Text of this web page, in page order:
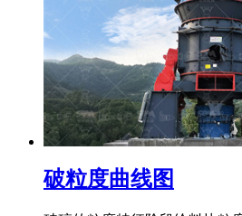
破粒度曲线图